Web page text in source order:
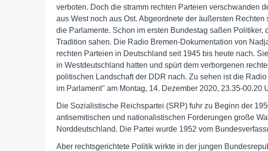
verboten. Doch die stramm rechten Parteien verschwanden
aus West noch aus Ost. Abgeordnete der äußersten
die Parlamente. Schon im ersten Bundestag saßen
Tradition sahen. Die Radio Bremen-Dokumentation von
rechten Parteien in Deutschland seit 1945 bis heute nach.
in Westdeutschland hatten und spürt dem verborgenen
politischen Landschaft der DDR nach. Zu sehen ist die
im Parlament" am Montag, 14. Dezember 2020, 23.35-00.20
Die Sozialistische Reichspartei (SRP) fuhr zu Beginn der
antisemitischen und nationalistischen Forderungen große
Norddeutschland. Die Partei wurde 1952 vom
Aber rechtsgerichtete Politik wirkte in der jungen